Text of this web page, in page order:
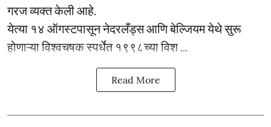
गरज व्यक्त केली आहे.
येत्या १४ ऑगस्टपासून नेदरलँड्स आणि बेल्जियम येथे सुरू
होणाऱ्या विश्वचषक स्पर्धेत १९९८च्या विश ...
Read More